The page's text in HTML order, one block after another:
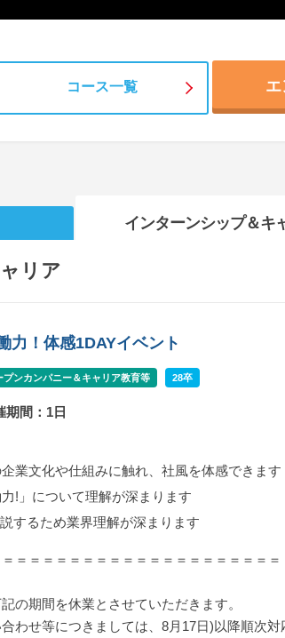
コース一覧
インターンシップ＆キ
リア
力！体感1DAYイベント
プンカンパニー＆キャリア教育等 28卒
期間：1日
業文化や仕組みに触れ、社風を体感できます
!」について理解が深まります
するため業界理解が深まります
＝＝＝＝＝＝＝＝＝＝＝＝＝＝＝＝＝＝＝＝
の期間を休業とさせていただきます。
わせ等につきましては、8月17日)以降順次対